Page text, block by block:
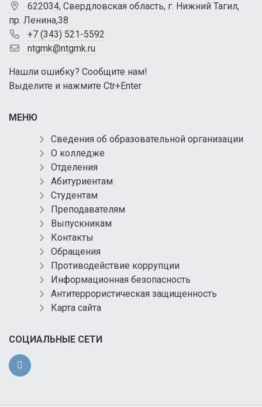
622034, Свердловская область, г. Нижний Тагил,
пр. Ленина,38
+7 (343) 521-5592
ntgmk@ntgmk.ru
Нашли ошибку? Сообщите нам!
Выделите и нажмите Ctr+Enter
МЕНЮ
Сведения об образовательной организации
О колледже
Отделения
Абитуриентам
Студентам
Преподавателям
Выпускникам
Контакты
Обращения
Противодействие коррупции
Информационная безопасность
Антитеррористическая защищенность
Карта сайта
СОЦИАЛЬНЫЕ СЕТИ